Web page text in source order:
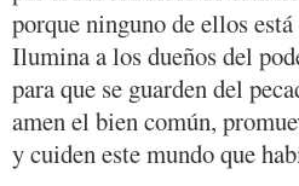
porque ninguno de ellos
Ilumina a los dueños del
para que se guarden del
amen el bien común,
y cuiden este mundo que